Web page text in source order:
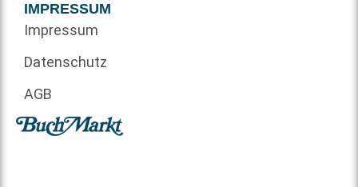
IMPRESSUM
Impressum
Datenschutz
AGB